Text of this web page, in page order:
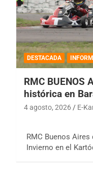
DESTACADA
RMC BUENOS
histórica en
4 agosto, 2026 E-
RMC Buenos
Invierno en el